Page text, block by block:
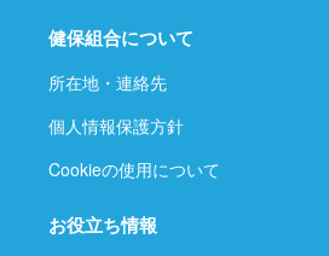
健保組合について
所在地・連絡先
個人情報保護方針
Cookieの使用について
お役立ち情報